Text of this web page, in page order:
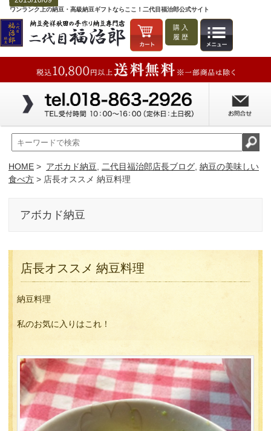
ワンランク上の納豆・高級納豆ギフトならここ！二代目福治郎公式サイト
購入
履歴
HOME > アボカド納豆 二代目福治郎店長ブログ 納豆の美味しい
食べ方 > 店長オススメ 納豆料理
アボカド納豆
店長オススメ 納豆料理
納豆料理
私のお気に入りはこれ！